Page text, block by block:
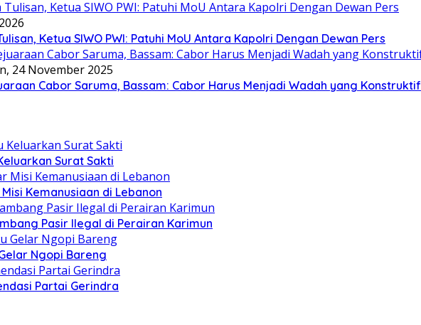
Ketua SIWO PWI: Patuhi MoU Antara Kapolri Dengan Dewan Pers
24 November 2025
Cabor Saruma, Bassam: Cabor Harus Menjadi Wadah yang Konstruktif
Surat Sakti
Kemanusiaan di Lebanon
Pasir Ilegal di Perairan Karimun
Ngopi Bareng
Partai Gerindra